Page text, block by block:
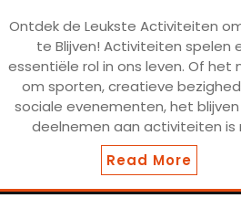
Ontdek de Leukste Activiteiten
te Blijven! Activiteiten spelen
essentiële rol in ons leven. Of het
om sporten, creatieve
sociale evenementen, het
deelnemen aan activiteiten is
Read More